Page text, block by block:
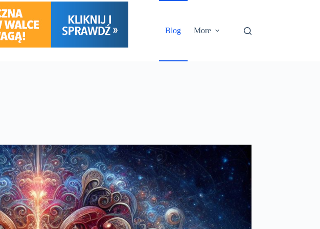
Blog
More